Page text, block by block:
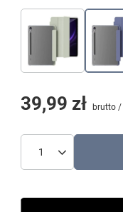
39,99 zł brutto/